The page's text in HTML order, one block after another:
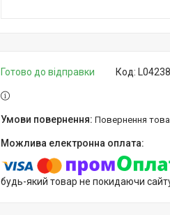
Готово до відправки Код:
повернення
будь-який товар не покидаючи